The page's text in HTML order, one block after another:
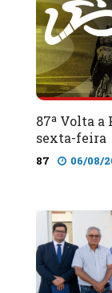
87ª Volta a
sexta-feira
87 06/08/